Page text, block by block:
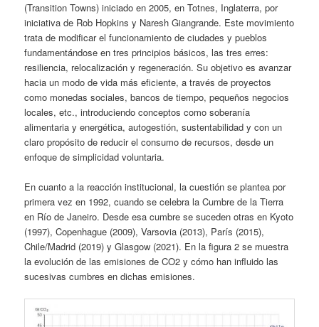
(Transition Towns) iniciado en 2005, en Totnes, Inglaterra, por
iniciativa de Rob Hopkins y Naresh Giangrande. Este movimiento
trata de modificar el funcionamiento de ciudades y pueblos
fundamentándose en tres principios básicos, las tres erres:
resiliencia, relocalización y regeneración. Su objetivo es avanzar
hacia un modo de vida más eficiente, a través de proyectos
como monedas sociales, bancos de tiempo, pequeños negocios
locales, etc., introduciendo conceptos como soberanía
alimentaria y energética, autogestión, sustentabilidad y con un
claro propósito de reducir el consumo de recursos, desde un
enfoque de simplicidad voluntaria.
En cuanto a la reacción institucional, la cuestión se plantea por
primera vez en 1992, cuando se celebra la Cumbre de la Tierra
en Río de Janeiro. Desde esa cumbre se suceden otras en Kyoto
(1997), Copenhague (2009), Varsovia (2013), París (2015),
Chile/Madrid (2019) y Glasgow (2021). En la figura 2 se muestra
la evolución de las emisiones de CO2 y cómo han influido las
sucesivas cumbres en dichas emisiones.